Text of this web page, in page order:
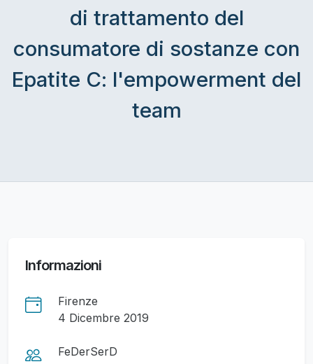
di trattamento del
consumatore di sostanze con
Epatite C: l'empowerment del
team
Informazioni
Firenze
4 Dicembre 2019
FeDerSerD